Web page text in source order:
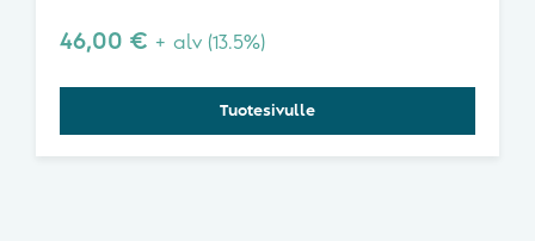
46,00 € + alv (13.5%)
Tuotesivulle